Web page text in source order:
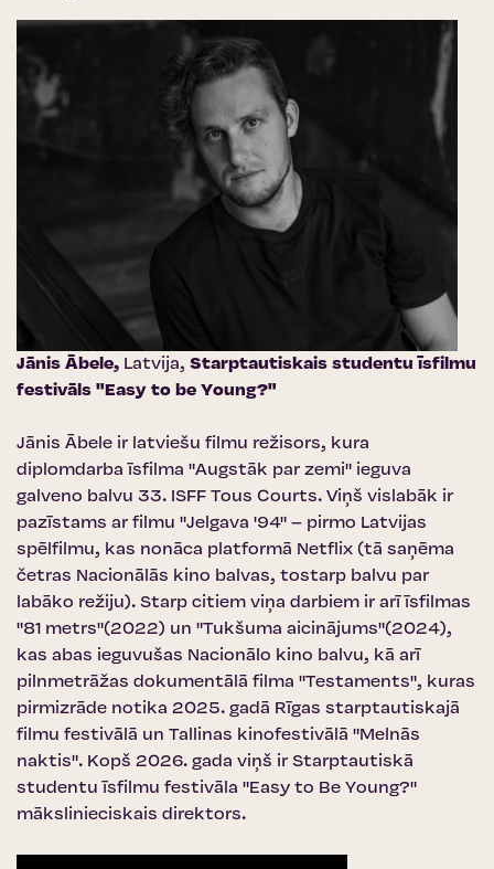
Jānis Ābele, Latvija, Starptautiskais studentu īsfilmu
festivāls "Easy to be Young?"
Jānis Ābele ir latviešu filmu režisors, kura
diplomdarba īsfilma "Augstāk par zemi" ieguva
galveno balvu 33. ISFF Tous Courts. Viņš vislabāk ir
pazīstams ar filmu "Jelgava '94" – pirmo Latvijas
spēlfilmu, kas nonāca platformā Netflix (tā saņēma
četras Nacionālās kino balvas, tostarp balvu par
labāko režiju). Starp citiem viņa darbiem ir arī īsfilmas
"81 metrs"(2022) un "Tukšuma aicinājums"(2024),
kas abas ieguvušas Nacionālo kino balvu, kā arī
pilnmetrāžas dokumentālā filma "Testaments", kuras
pirmizrāde notika 2025. gadā Rīgas starptautiskajā
filmu festivālā un Tallinas kinofestivālā "Melnās
naktis". Kopš 2026. gada viņš ir Starptautiskā
studentu īsfilmu festivāla "Easy to Be Young?"
mākslinieciskais direktors.